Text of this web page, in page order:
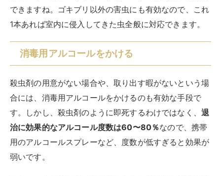
できますね。ゴキブリ以外の害虫にも有効なので、これ
1本あれば室内に侵入してきた虫全般に対応できます。
消毒用アルコールをかける
殺虫剤の用意がない場合や、取り出す暇がないという場
合には、消毒用アルコールをかけるのも有効な手段で
す。しかし、殺虫剤のように即死するわけではなく、 退
治に効果的なアルコール度数は60〜80％なので、携帯
用のアルコールスプレーなど、度数が低すぎると効果が
弱いです。